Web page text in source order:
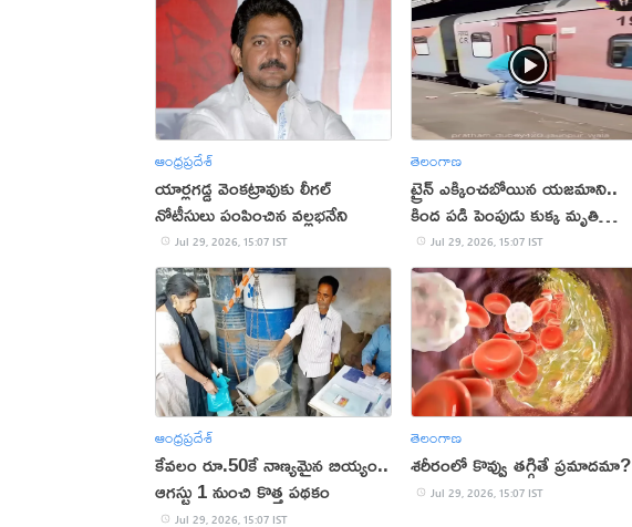
ఆంధ్రప్రదేశ్
యార్లగడ్డ వెంకట్రావుకు లీగల్
నోటీసులు పంపించిన వల్లభనేని
Jul 29, 2026, 15:07 IST
తెలంగాణ
ట్రైన్ ఎక్కించబోయిన యజమాని..
కింద పడి పెంపుడు కుక్క మృతి
(వీడియో)
Jul 29, 2026, 15:07 IST
ఆంధ్రప్రదేశ్
కేవలం రూ.50కే నాణ్యమైన బియ్యం..
ఆగస్టు 1 నుంచి కొత్త పథకం
Jul 29, 2026, 15:07 IST
తెలంగాణ
శరీరంలో కొవ్వు తగ్గితే ప్రమాదమా?
Jul 29, 2026, 15:07 IST